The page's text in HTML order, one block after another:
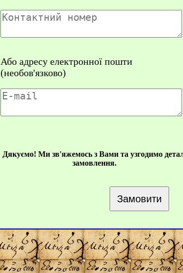
Або адресу електронної пошти
(необов'язково)
Дякуємо! Ми зв'яжемось з Вами та узгодимо
замовлення.